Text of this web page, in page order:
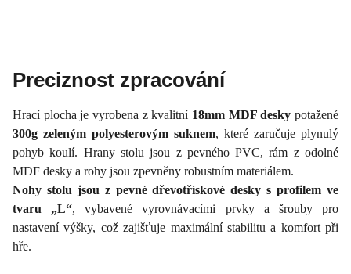
Preciznost zpracování
Hrací plocha je vyrobena z kvalitní 18mm MDF desky potažené
300g zeleným polyesterovým suknem, které zaručuje plynulý
pohyb koulí. Hrany stolu jsou z pevného PVC, rám z odolné
MDF desky a rohy jsou zpevněny robustním materiálem.
Nohy stolu jsou z pevné dřevotřískové desky s profilem ve
tvaru „L“, vybavené vyrovnávacími prvky a šrouby pro
nastavení výšky, což zajišťuje maximální stabilitu a komfort při
hře.